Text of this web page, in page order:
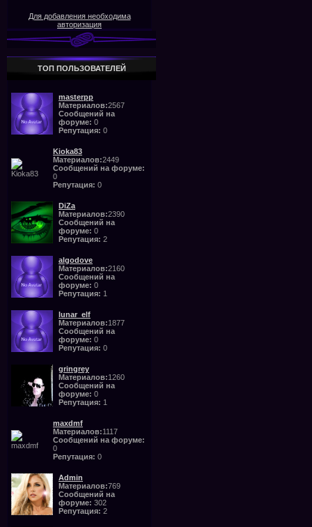
Для добавления необходима
авторизация
ТОП ПОЛЬЗОВАТЕЛЕЙ
masterpp
Материалов:2567
Сообщений на
форуме: 0
Репутация: 0
Kioka83
Материалов:2449
Сообщений на форуме:
0
Репутация: 0
DiZa
Материалов:2390
Сообщений на
форуме: 0
Репутация: 2
algodove
Материалов:2160
Сообщений на
форуме: 0
Репутация: 1
lunar_elf
Материалов:1877
Сообщений на
форуме: 0
Репутация: 0
gringrey
Материалов:1260
Сообщений на
форуме: 0
Репутация: 1
maxdmf
Материалов:1117
Сообщений на форуме:
0
Репутация: 0
Admin
Материалов:769
Сообщений на
форуме: 302
Репутация: 2